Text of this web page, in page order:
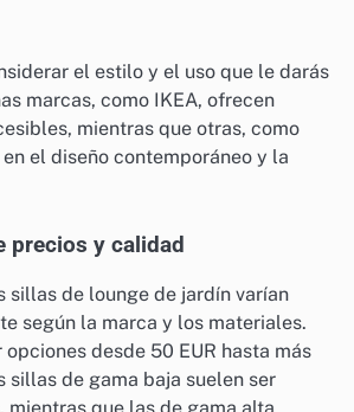
el estilo y el uso que le darás
marcas, como IKEA, ofrecen
mientras que otras, como
el diseño contemporáneo y la
precios y calidad
sillas de lounge de jardín varían
según la marca y los materiales.
desde 50 EUR hasta más
sillas de gama baja suelen ser